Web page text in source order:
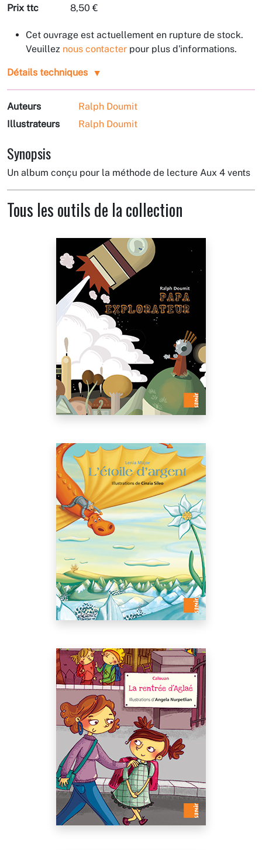
Prix ttc
8,50 €
Cet ouvrage est actuellement en rupture de stock.
Veuillez nous contacter pour plus d'informations.
Détails techniques
Auteurs
Ralph Doumit
Illustrateurs
Ralph Doumit
Synopsis
Un album conçu pour la méthode de lecture Aux 4 vents
Tous les outils de la collection